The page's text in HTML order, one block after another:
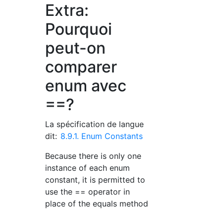
Extra:
Pourquoi
peut-on
comparer
enum avec
==?
La spécification de langue
dit: 8.9.1. Enum Constants
Because there is only one
instance of each enum
constant, it is permitted to
use the == operator in
place of the equals method